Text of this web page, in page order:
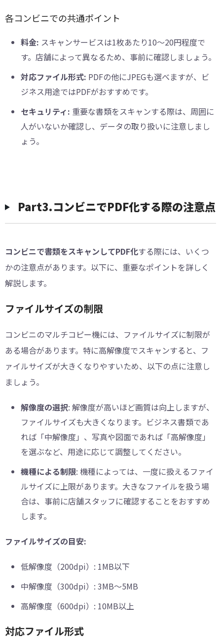
各コンビニでの共通ポイント
料金: スキャンサービスは1枚あたり10～20円程度で
す。店舗によって異なるため、事前に確認しましょう。
対応ファイル形式: PDFの他にJPEGも選べますが、ビ
ジネス用途ではPDFがおすすめです。
セキュリティ: 重要な書類をスキャンする際は、周囲に
人がいないか確認し、データの取り扱いに注意しまし
ょう。
︎Part3.コンビニでPDF化する際の注意点
コンビニで書類をスキャンしてPDF化する際には、いくつ
かの注意点があります。以下に、重要なポイントを詳しく
解説します。
ファイルサイズの制限
コンビニのマルチコピー機には、ファイルサイズに制限が
ある場合があります。特に高解像度でスキャンすると、フ
ァイルサイズが大きくなりやすいため、以下の点に注意し
ましょう。
解像度の選択: 解像度が高いほど画質は向上しますが、
ファイルサイズも大きくなります。ビジネス書類であ
れば「中解像度」、写真や図面であれば「高解像度」
を選ぶなど、用途に応じて調整してください。
機種による制限: 機種によっては、一度に扱えるファイ
ルサイズに上限があります。大きなファイルを扱う場
合は、事前に店舗スタッフに確認することをおすすめ
します。
ファイルサイズの目安:
低解像度（200dpi）: 1MB以下
中解像度（300dpi）: 3MB～5MB
高解像度（600dpi）: 10MB以上
対応ファイル形式